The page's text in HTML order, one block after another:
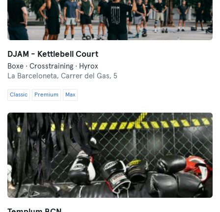
DJAM - Kettlebell Court
Boxe · Crosstraining · Hyrox
La Barceloneta, Carrer del Gas, 5
Classic Premium Max